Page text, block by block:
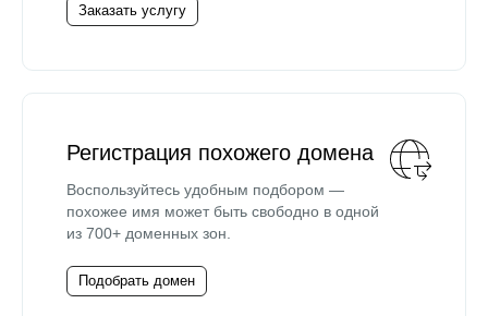
Заказать услугу
Регистрация похожего домена
Воспользуйтесь удобным подбором —
похожее имя может быть свободно в одной
из 700+ доменных зон.
Подобрать домен